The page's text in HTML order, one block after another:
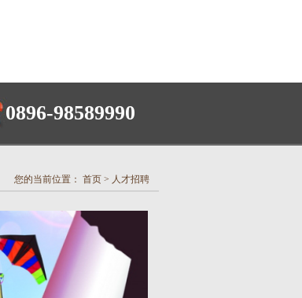
0896-98589990
您的当前位置： 首页 > 人才招聘